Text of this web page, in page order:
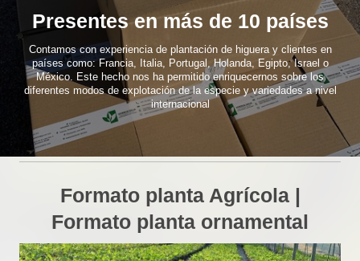
Presentes en más de 10 países
Contamos con experiencia de plantación de higuera y clientes en
países como: Francia, Italia, Portugal, Holanda, Egipto, Israel o
México. Este hecho nos ha permitido enriquecernos sobre los
diferentes modos de explotación de la especie y variedades a nivel
internacional
Formato planta Agrícola |
Formato planta ornamental